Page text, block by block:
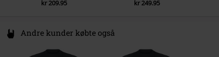
Iron Horse / Born to Lose (Instrumental)
10.
Vibrator (Alternate Take)
The Watcher (Alternate Take)
kr 209.95 kr 249.95
Andre kunder købte også